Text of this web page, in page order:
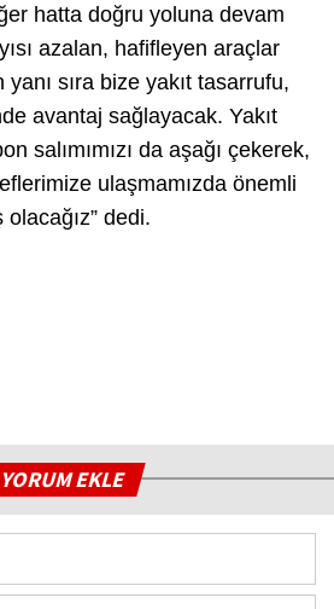
hatta doğru yoluna devam
azalan, hafifleyen araçlar
sıra bize yakıt tasarrufu,
avantaj sağlayacak. Yakıt
salımımızı da aşağı çekerek,
ulaşmamızda önemli
olacağız” dedi.
YORUM EKLE